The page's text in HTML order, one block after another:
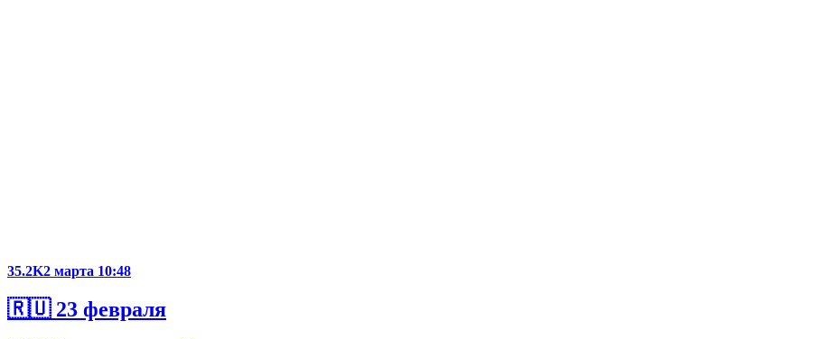
35.2K2 марта 10:48
🇷🇺 23 февраля